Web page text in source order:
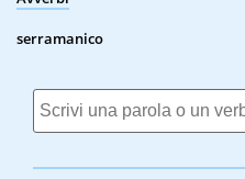
serramanico